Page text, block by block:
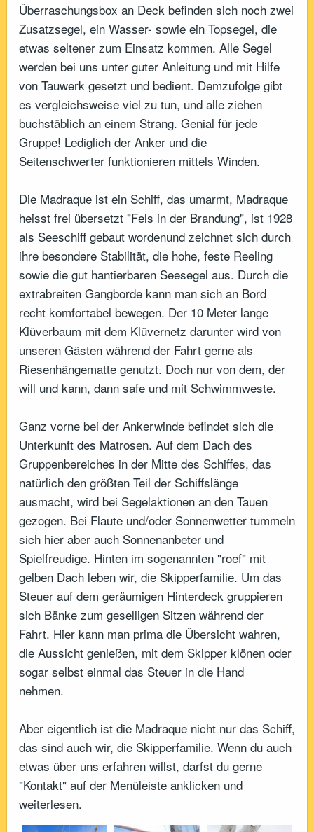
Überraschungsbox an Deck befinden sich noch zwei
Zusatzsegel, ein Wasser- sowie ein Topsegel, die
etwas seltener zum Einsatz kommen. Alle Segel
werden bei uns unter guter Anleitung und mit Hilfe
von Tauwerk gesetzt und bedient. Demzufolge gibt
es vergleichsweise viel zu tun, und alle ziehen
buchstäblich an einem Strang. Genial für jede
Gruppe! Lediglich der Anker und die
Seitenschwerter funktionieren mittels Winden.
Die Madraque ist ein Schiff, das umarmt, Madraque
heisst frei übersetzt "Fels in der Brandung", ist 1928
als Seeschiff gebaut wordenund zeichnet sich durch
ihre besondere Stabilität, die hohe, feste Reeling
sowie die gut hantierbaren Seesegel aus. Durch die
extrabreiten Gangborde kann man sich an Bord
recht komfortabel bewegen. Der 10 Meter lange
Klüverbaum mit dem Klüvernetz darunter wird von
unseren Gästen während der Fahrt gerne als
Riesenhängematte genutzt. Doch nur von dem, der
will und kann, dann safe und mit Schwimmweste.
Ganz vorne bei der Ankerwinde befindet sich die
Unterkunft des Matrosen. Auf dem Dach des
Gruppenbereiches in der Mitte des Schiffes, das
natürlich den größten Teil der Schiffslänge
ausmacht, wird bei Segelaktionen an den Tauen
gezogen. Bei Flaute und/oder Sonnenwetter tummeln
sich hier aber auch Sonnenanbeter und
Spielfreudige. Hinten im sogenannten "roef" mit
gelben Dach leben wir, die Skipperfamilie. Um das
Steuer auf dem geräumigen Hinterdeck gruppieren
sich Bänke zum geselligen Sitzen während der
Fahrt. Hier kann man prima die Übersicht wahren,
die Aussicht genießen, mit dem Skipper klönen oder
sogar selbst einmal das Steuer in die Hand
nehmen.
Aber eigentlich ist die Madraque nicht nur das Schiff,
das sind auch wir, die Skipperfamilie. Wenn du auch
etwas über uns erfahren willst, darfst du gerne
"Kontakt" auf der Menüleiste anklicken und
weiterlesen.